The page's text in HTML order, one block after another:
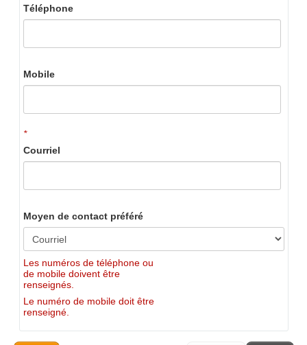
Téléphone
Mobile
*
Courriel
Moyen de contact préféré
Les numéros de téléphone ou
de mobile doivent être
renseignés.
Le numéro de mobile doit être
renseigné.